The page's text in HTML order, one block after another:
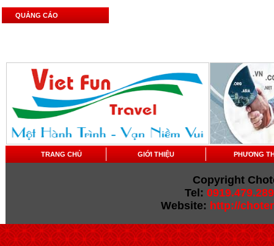
QUẢNG CÁO
TRANG CHỦ GIỚI THIỆU PHƯƠNG
Copyright
Tel: 0919.479.289
Website: http://